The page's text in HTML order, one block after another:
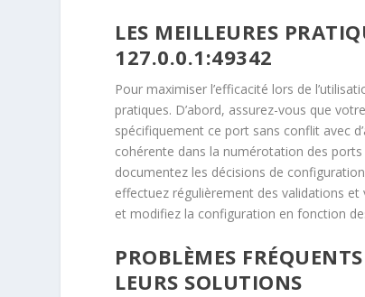
LES MEILLEURES
127.0.0.1:49342
Pour maximiser l’efficacité lors de
pratiques. D’abord, assurez-vous que
spécifiquement ce port sans conflit avec
cohérente dans la numérotation des
documentez les décisions de
effectuez régulièrement des validations
et modifiez la configuration en fonction
PROBLÈMES
LEURS SOLUTIONS